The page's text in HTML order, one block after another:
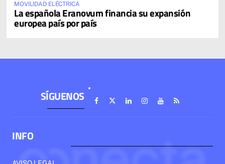
MOVILIDAD ELÉCTRICA
La española Eranovum financia su expansión
europea país por país
SÍGUENOS
INFO